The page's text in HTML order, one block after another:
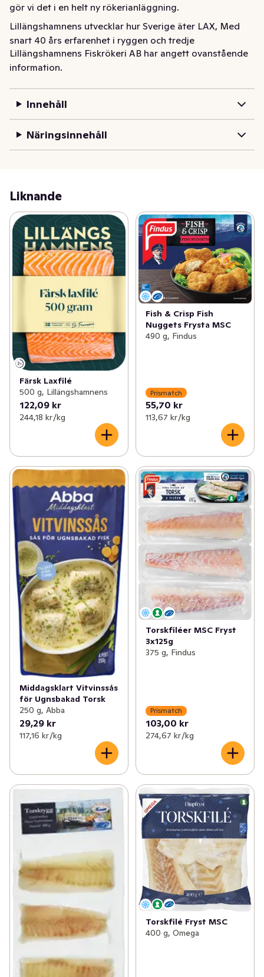
gör vi det i en helt ny rökerianläggning.
Lillängshamnens utvecklar hur Sverige äter LAX, Med
snart 40 års erfarenhet i ryggen och tredje
generationen vid rodret – Andreas och Adam – ligger
vårt fokus på att skapa nya produkter, smaker och sätt
måltidslösningar. Resultatet är fisk- och
och en smak som sticker ut. Varje produkt utvecklas,
testas och kvalitetssäkras noggrant – för att leverera en
Lillängshamnens Fiskrökeri AB har angett ovanstående
information.
Innehåll
Näringsinnehåll
Liknande
Färsk Laxfilé
500 g, Lillängshamnens
122,09 kr
244,18 kr /kg
Fish & Crisp Fish
Nuggets Frysta MSC
490 g, Findus
Prismatch
55,70 kr
113,67 kr /kg
Middagsklart Vitvinssås
för Ugnsbakad Torsk
250 g, Abba
29,29 kr
117,16 kr /kg
Torskfiléer MSC Fryst
3x125g
375 g, Findus
Prismatch
103,00 kr
274,67 kr /kg
Torskfilé Fryst MSC
400 g, Omega